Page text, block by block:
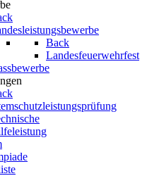
Back
Landesfeuerwehrfest